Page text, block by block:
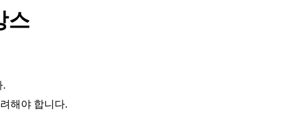
스
.
해야 합니다.